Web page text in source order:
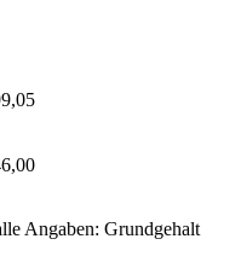
Angaben: Grundgehalt